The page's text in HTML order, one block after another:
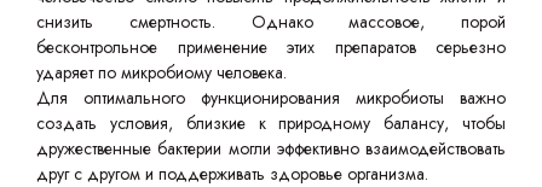
снизить смертность. Однако массовое, порой
бесконтрольное применение этих препаратов серьезно
ударяет по микробиому человека.
Для оптимального функционирования микробиоты важно
создать условия, близкие к природному балансу, чтобы
дружественные бактерии могли эффективно взаимодействовать
друг с другом и поддерживать здоровье организма.